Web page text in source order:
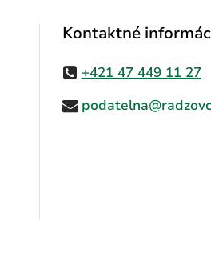
Kontaktné
+421 47 449 11 27